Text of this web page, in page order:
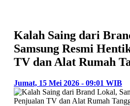
Kalah Saing dari
Samsung Resmi
TV dan Alat Rumah
Jumat, 15 Mei 2026 - 09:01 WIB